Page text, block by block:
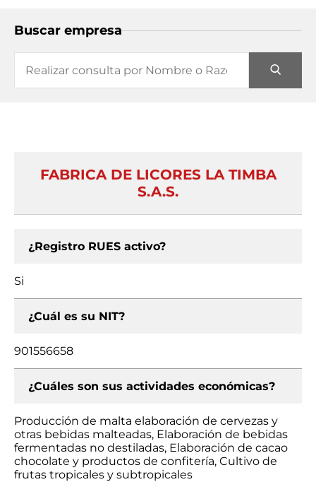
Buscar empresa
FABRICA DE LICORES LA TIMBA
S.A.S.
¿Registro RUES activo?
Si
¿Cuál es su NIT?
901556658
¿Cuáles son sus actividades económicas?
Producción de malta elaboración de cervezas y
otras bebidas malteadas, Elaboración de bebidas
fermentadas no destiladas, Elaboración de cacao
chocolate y productos de confitería, Cultivo de
frutas tropicales y subtropicales